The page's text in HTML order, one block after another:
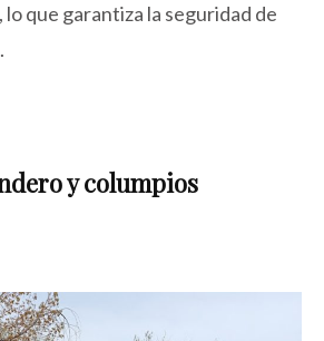
lo que garantiza la seguridad de
y columpios